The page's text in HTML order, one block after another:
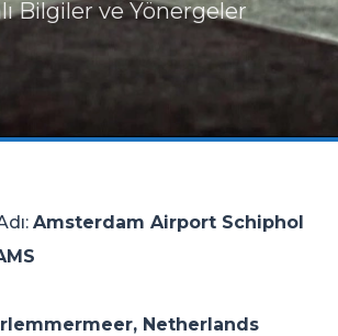
Bilgiler ve Yönergeler
: Amsterdam Airport Schiphol
Netherlands